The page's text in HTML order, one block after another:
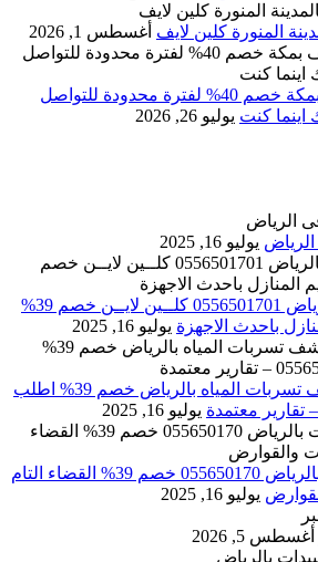
المنورة كلين لايف أغسطس 1, 2026
شركة كلين لايف بمكة خصم 40% لفترة محدودة للتواصل
يوليو 26, 2026
يوليو 16, 2025
شركة تنظيف بالرياض 0556501701 كلــين لايــن خصم 39%
باحدث الاجهزة يوليو 16, 2025
افضل شركة كشف تسربات المياه بالرياض خصم 39% اطلب
يوليو 16, 2025
مكافحة حشرات بالرياض 055650170 خصم 39% القضاء التام
يوليو 16, 2025
أغسطس 5, 2026